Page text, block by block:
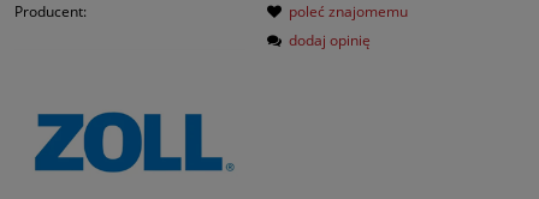
Producent:
poleć znajomemu
dodaj opinię